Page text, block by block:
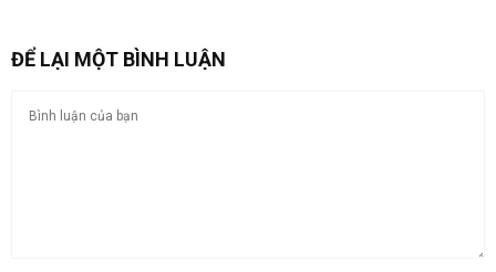
ĐỂ LẠI MỘT BÌNH LUẬN